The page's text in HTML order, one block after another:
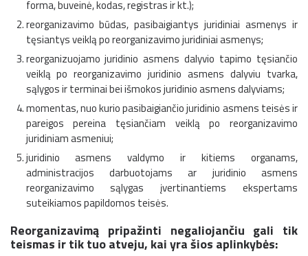
forma, buveinė, kodas, registras ir kt.);
reorganizavimo būdas, pasibaigiantys juridiniai asmenys ir
tęsiantys veiklą po reorganizavimo juridiniai asmenys;
reorganizuojamo juridinio asmens dalyvio tapimo tęsiančio
veiklą po reorganizavimo juridinio asmens dalyviu tvarka,
sąlygos ir terminai bei išmokos juridinio asmens dalyviams;
momentas, nuo kurio pasibaigiančio juridinio asmens teisės ir
pareigos pereina tęsiančiam veiklą po reorganizavimo
juridiniam asmeniui;
juridinio asmens valdymo ir kitiems organams,
administracijos darbuotojams ar juridinio asmens
reorganizavimo sąlygas įvertinantiems ekspertams
suteikiamos papildomos teisės.
Reorganizavimą pripažinti negaliojančiu gali tik
teismas ir tik tuo atveju, kai yra šios aplinkybės: